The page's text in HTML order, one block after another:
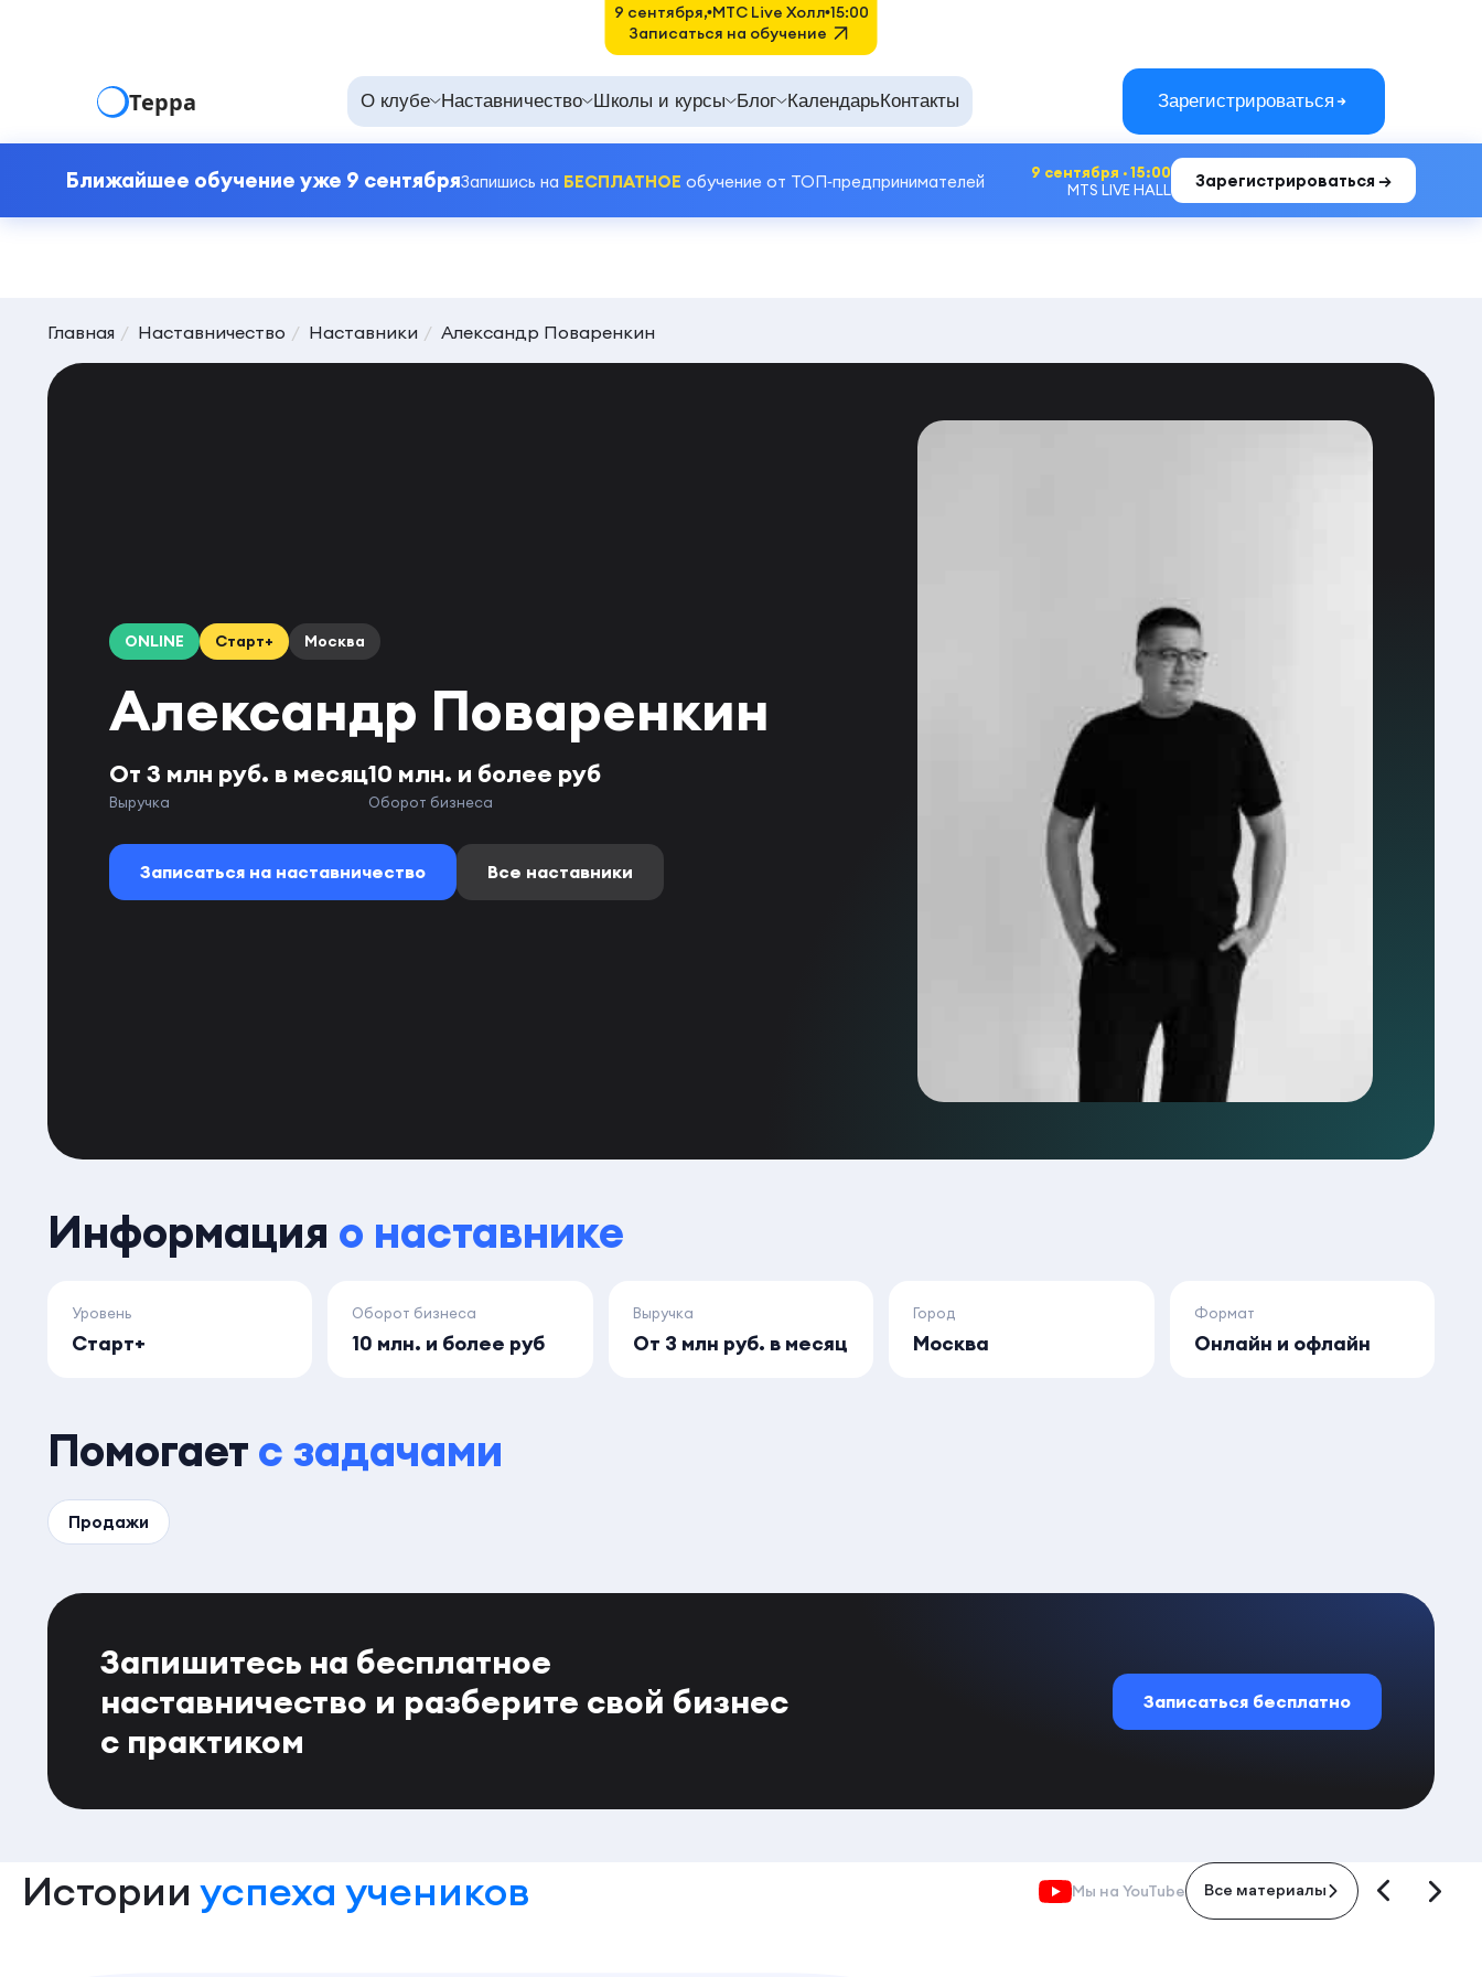
Терра О клубе Наставничество Школы и курсы Блог КалендарьКонтакты Зарегистрироваться
Ближайшее обучение уже 9 сентябряЗапишись на БЕСПЛАТНОЕ обучение от ТОП‑предпринимателей
9 сентября · 15:00
MTS LIVE HALL
Зарегистрироваться →
Главная Наставничество Наставники Александр Поваренкин
ONLINE Старт+ Москва
Александр Поваренкин
От 3 млн руб. в месяц
Выручка
10 млн. и более руб
Оборот бизнеса
Записаться на наставничество Все наставники
Информация о наставнике
Уровень
Старт+
Оборот бизнеса
10 млн. и более руб
Выручка
От 3 млн руб. в месяц
Город
Москва
Формат
Онлайн и офлайн
Помогаетс задачами
Продажи
Запишитесь на бесплатное
наставничество и разберите свой бизнес
с практиком
Записаться бесплатно
Истории успеха учеников Мы на YouTube Все материалы
9 сентября, MTC Live Холл 15:00
Записаться на обучение